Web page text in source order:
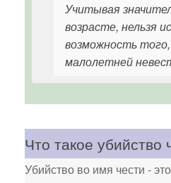
Учитывая
возрасте, нельзя
возможность
малолетней
Что такое убийство
Убийство во имя чести -